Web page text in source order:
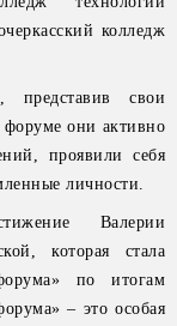
колледж
представив свои
они активно
проявили себя
личности.
Валерии
которая стала
по итогам
– это особая